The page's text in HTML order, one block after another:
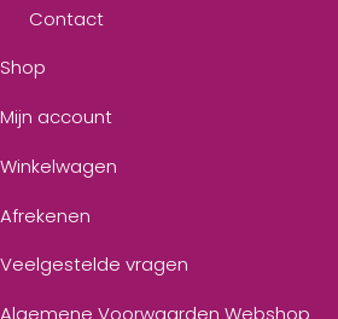
Contact
Shop
Mijn account
Winkelwagen
Afrekenen
Veelgestelde vragen
Algemene Voorwaarden Webshop